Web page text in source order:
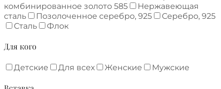
комбинированное золото 585
Нержавеющая
сталь
Позолоченное серебро, 925
Серебро, 925
Сталь
Флок
Для кого
Детские Для всех Женские Мужские